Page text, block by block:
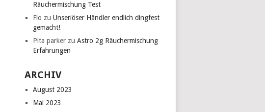
Räuchermischung Test
Flo zuUnseriöser Händler endlich dingfest
gemacht!
Pita parker zuAstro 2g Räuchermischung
Erfahrungen
ARCHIV
August 2023
Mai 2023